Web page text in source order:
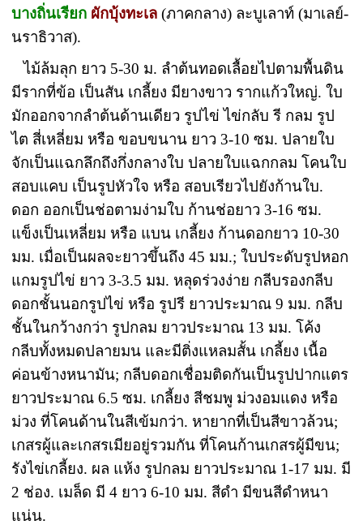
บางถิ่นเรียก ผักบุ้งทะเล (ภาคกลาง) ละบูเลาท์ (มาเลย์-
นราธิวาส).
ไม้ล้มลุก ยาว 5-30 ม. ลำต้นทอดเลื้อยไปตามพื้นดิน
มีรากที่ข้อ เป็นสัน เกลี้ยง มียางขาว รากแก้วใหญ่. ใบ
มักออกจากลำต้นด้านเดียว รูปไข่ ไข่กลับ รี กลม รูป
ไต สี่เหลี่ยม หรือ ขอบขนาน ยาว 3-10 ซม. ปลายใบ
จักเป็นแฉกลึกถึงกึ่งกลางใบ ปลายใบแฉกกลม โคนใบ
สอบแคบ เป็นรูปหัวใจ หรือ สอบเรียวไปยังก้านใบ.
ดอก ออกเป็นช่อตามง่ามใบ ก้านช่อยาว 3-16 ซม.
แข็งเป็นเหลี่ยม หรือ แบน เกลี้ยง ก้านดอกยาว 10-30
มม. เมื่อเป็นผลจะยาวขึ้นถึง 45 มม.; ใบประดับรูปหอก
แกมรูปไข่ ยาว 3-3.5 มม. หลุดร่วงง่าย กลีบรองกลีบ
ดอกชั้นนอกรูปไข่ หรือ รูปรี ยาวประมาณ 9 มม. กลีบ
ชั้นในกว้างกว่า รูปกลม ยาวประมาณ 13 มม. โค้ง
กลีบทั้งหมดปลายมน และมีติ่งแหลมสั้น เกลี้ยง เนื้อ
ค่อนข้างหนามัน; กลีบดอกเชื่อมติดกันเป็นรูปปากแตร
ยาวประมาณ 6.5 ซม. เกลี้ยง สีชมพู ม่วงอมแดง หรือ
ม่วง ที่โคนด้านในสีเข้มกว่า. หายากที่เป็นสีขาวล้วน;
เกสรผู้และเกสรเมียอยู่รวมกัน ที่โคนก้านเกสรผู้มีขน;
รังไข่เกลี้ยง. ผล แห้ง รูปกลม ยาวประมาณ 1-17 มม. มี
2 ช่อง. เมล็ด มี 4 ยาว 6-10 มม. สีดำ มีขนสีดำหนา
แน่น.